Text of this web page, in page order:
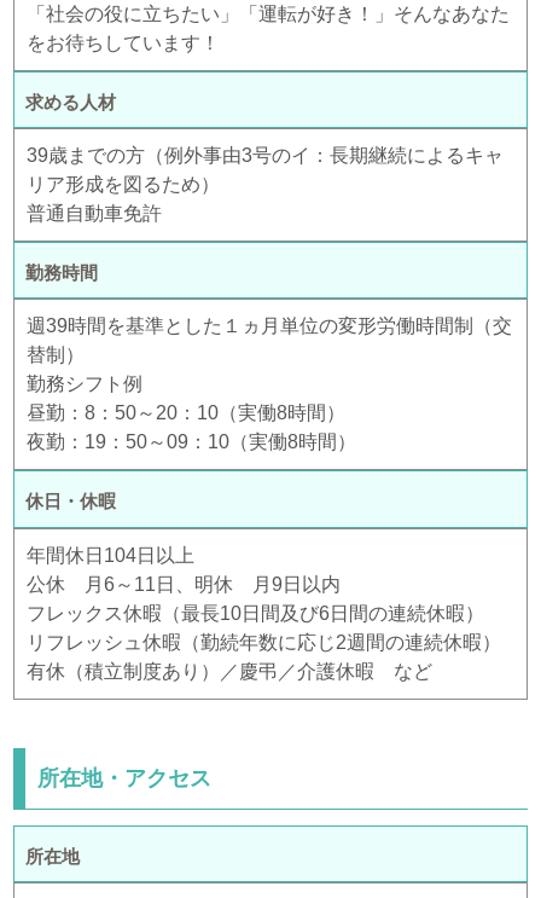
「社会の役に立ちたい」「運転が好き！」そんなあなた
をお待ちしています！
求める人材
39歳までの方（例外事由3号のイ：長期継続によるキャ
リア形成を図るため）
普通自動車免許
勤務時間
週39時間を基準とした１ヵ月単位の変形労働時間制（交
替制）
勤務シフト例
昼勤：8：50～20：10（実働8時間）
夜勤：19：50～09：10（実働8時間）
休日・休暇
年間休日104日以上
公休 月6～11日、明休 月9日以内
フレックス休暇（最長10日間及び6日間の連続休暇）
リフレッシュ休暇（勤続年数に応じ2週間の連続休暇）
有休（積立制度あり）／慶弔／介護休暇 など
所在地・アクセス
所在地